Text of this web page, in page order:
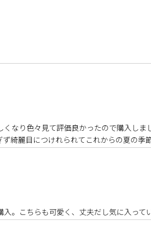
なり色々見て評価良かったので購入しま
綺麗目につけれられてこれからの夏の季
。こちらも可愛く、丈夫だし気に入ってい